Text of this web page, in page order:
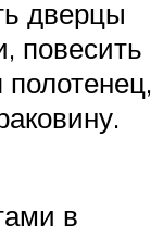
дверцы
повесить
в